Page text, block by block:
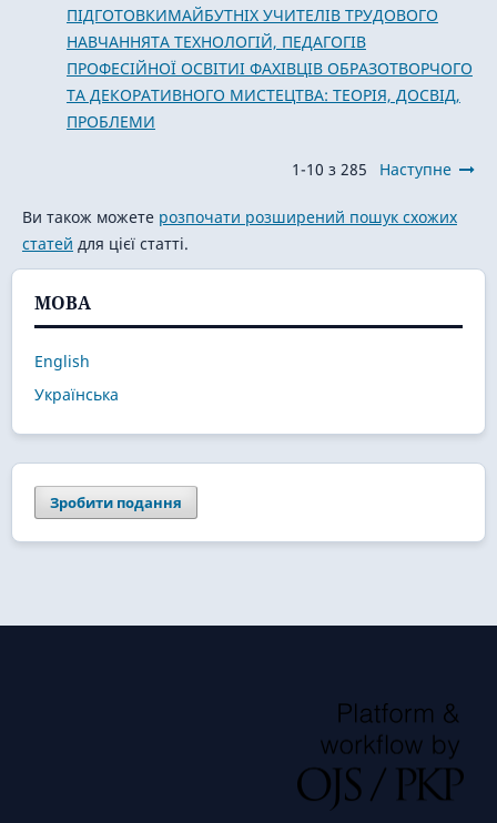
ПІДГОТОВКИМАЙБУТНІХ УЧИТЕЛІВ ТРУДОВОГО
НАВЧАННЯТА ТЕХНОЛОГІЙ, ПЕДАГОГІВ
ПРОФЕСІЙНОЇ ОСВІТИІ ФАХІВЦІВ ОБРАЗОТВОРЧОГО
ТА ДЕКОРАТИВНОГО МИСТЕЦТВА: ТЕОРІЯ, ДОСВІД,
ПРОБЛЕМИ
1-10 з 285 Наступне
Ви також можете розпочати розширений пошук схожих
статей для цієї статті.
МОВА
English
Українська
Зробити подання